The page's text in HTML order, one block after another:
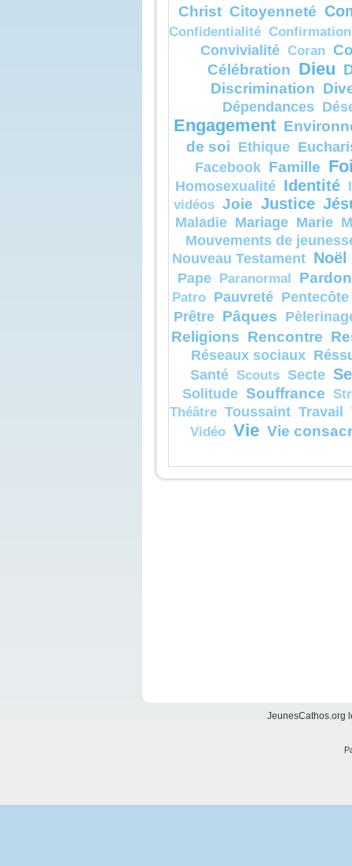
le pain
et de le
chiens. »
« Oui,
mais
chiens
qui
leurs
Jésus
«
que tout
comme tu
Et, à
guérie.
–
de Dieu.
Christ Citoyenneté
Confidentialité Confirmation
Convivialité Coran
Célébration Dieu
Discrimination
Dépendances
Engagement
de soi Ethique
Facebook Famille
Homosexualité Identité
vidéos Joie Justice
Maladie Mariage Marie
Mouvements de
Nouveau Testament Noël
Pape Paranormal Pardon
Patro Pauvreté Pentecôte
Prêtre Pâques
Religions Rencontre
Réseaux sociaux
Santé Scouts Secte
Solitude Souffrance
Théâtre Toussaint Travail
Vidéo Vie Vie
JeunesCathos.org